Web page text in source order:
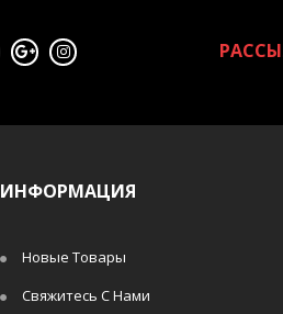
ИНФОРМАЦИЯ
Новые Товары
Свяжитесь С Нами